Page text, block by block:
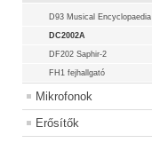
D93 Musical Encyclopaedia
DC2002A
DF202 Saphir-2
FH1 fejhallgató
Mikrofonok
Erősítők